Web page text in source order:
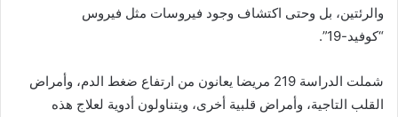
والرئتين، بل وحتى اكتشاف وجود فيروسات مثل فيروس
“كوفيد-19”.
شملت الدراسة 219 مريضا يعانون من ارتفاع ضغط الدم، وأمراض
القلب التاجية، وأمراض قلبية أخرى، ويتناولون أدوية لعلاج هذه